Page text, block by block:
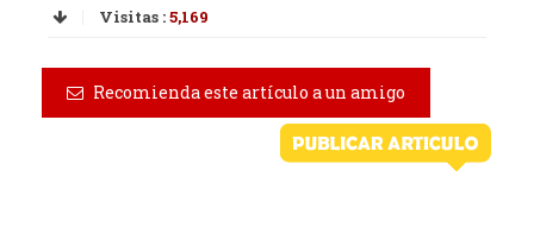
Visitas :5,169
Recomienda este artículo a un amigo